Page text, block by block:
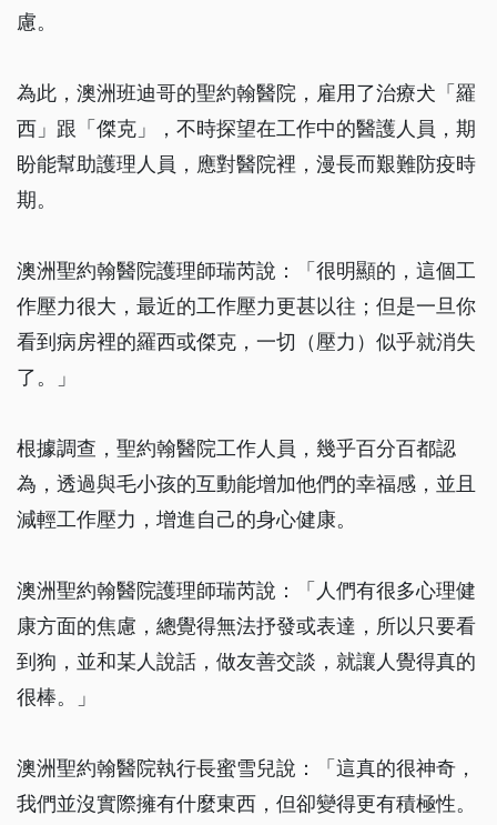
慮。
為此，澳洲班迪哥的聖約翰醫院，雇用了治療犬「羅
西」跟「傑克」，不時探望在工作中的醫護人員，期
盼能幫助護理人員，應對醫院裡，漫長而艱難防疫時
期。
澳洲聖約翰醫院護理師瑞芮說：「很明顯的，這個工
作壓力很大，最近的工作壓力更甚以往；但是一旦你
看到病房裡的羅西或傑克，一切（壓力）似乎就消失
了。」
根據調查，聖約翰醫院工作人員，幾乎百分百都認
為，透過與毛小孩的互動能增加他們的幸福感，並且
減輕工作壓力，增進自己的身心健康。
澳洲聖約翰醫院護理師瑞芮說：「人們有很多心理健
康方面的焦慮，總覺得無法抒發或表達，所以只要看
到狗，並和某人說話，做友善交談，就讓人覺得真的
很棒。」
澳洲聖約翰醫院執行長蜜雪兒說：「這真的很神奇，
我們並沒實際擁有什麼東西，但卻變得更有積極性。